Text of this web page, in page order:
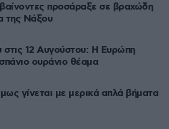
προσάραξε σε βραχώδη
της Νάξου
στις 12 Αυγούστου: Η Ευρώπη
ουράνιο θέαμα
γίνεται με μερικά απλά βήματα